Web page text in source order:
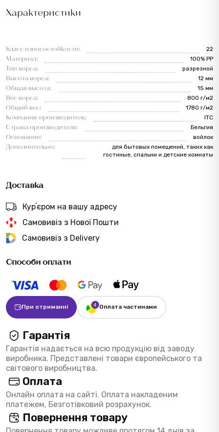
Характеристики
Класс износостойкости:
22
Материал:
100% PP
Тип ворса:
разрезной
Высота ворса:
12 мм
Общая высота:
15 мм
Вес ворса:
800 г/м2
Общий вес:
1780 г/м2
Компания-производитель:
ITC
Страна производителя:
Бельгия
Основание:
войлок
Дополнительно:
для бытовых помещений, таких как
гостиные, спальни и детские комнаты
Доставка
Курʼєром на вашу адресу
Самовивіз з Нової Пошти
Самовивіз з Delivery
Способи оплати
При отриманні Оплата частинами
Гарантія
Гарантія надається на всю продукцію від заводу
виробника. Представлені товари європейського та
світового виробництва.
Оплата
Онлайн оплата на сайті. Оплата накладеним
платежем, Безготівковий розрахунок.
Повернення товару